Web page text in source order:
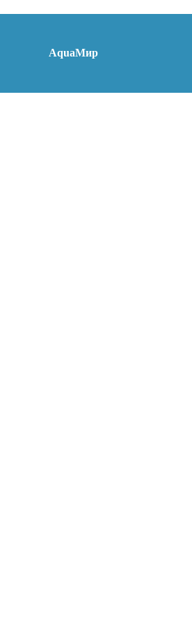
AquaМир